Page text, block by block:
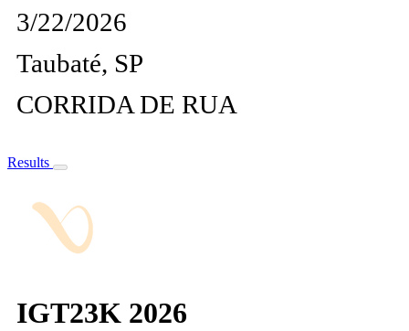
3/22/2026
Taubaté, SP
CORRIDA DE RUA
Results
IGT23K 2026